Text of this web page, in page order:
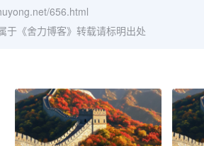
656.html
于《舍力博客》转载请标明出处